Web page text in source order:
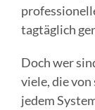
tagtäglich
Doch wer
viele, die
jedem